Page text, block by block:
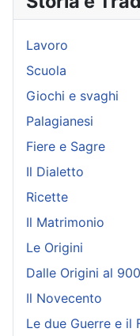
Lavoro
Scuola
Giochi e svaghi
Palagianesi
Fiere e Sagre
Il Dialetto
Ricette
Il Matrimonio
Le Origini
Dalle Origini al 900
Il Novecento
Le due Guerre e il